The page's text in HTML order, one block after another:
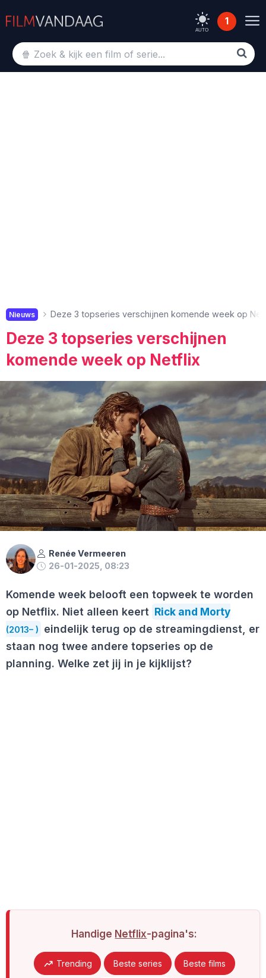
AUTO
1
Nieuws Deze 3 topseries verschijnen komende week op
Deze 3 topseries verschijnen
komende week op Netflix
Renée Vermeeren
26-01-2025, 08:23
Komende week belooft een topweek te worden
op Netflix. Niet alleen keert Rick and Morty
(2013– )
eindelijk terug op de streamingdienst, er
staan nog twee andere topseries op de
planning. Welke zet jij in je kijklijst?
Handige Netflix-pagina's:
Trending Beste series Beste films